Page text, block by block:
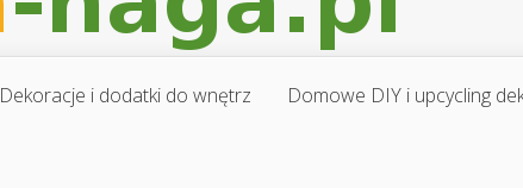
Dekoracje i dodatki do wnętrz Domowe DIY i upcycling